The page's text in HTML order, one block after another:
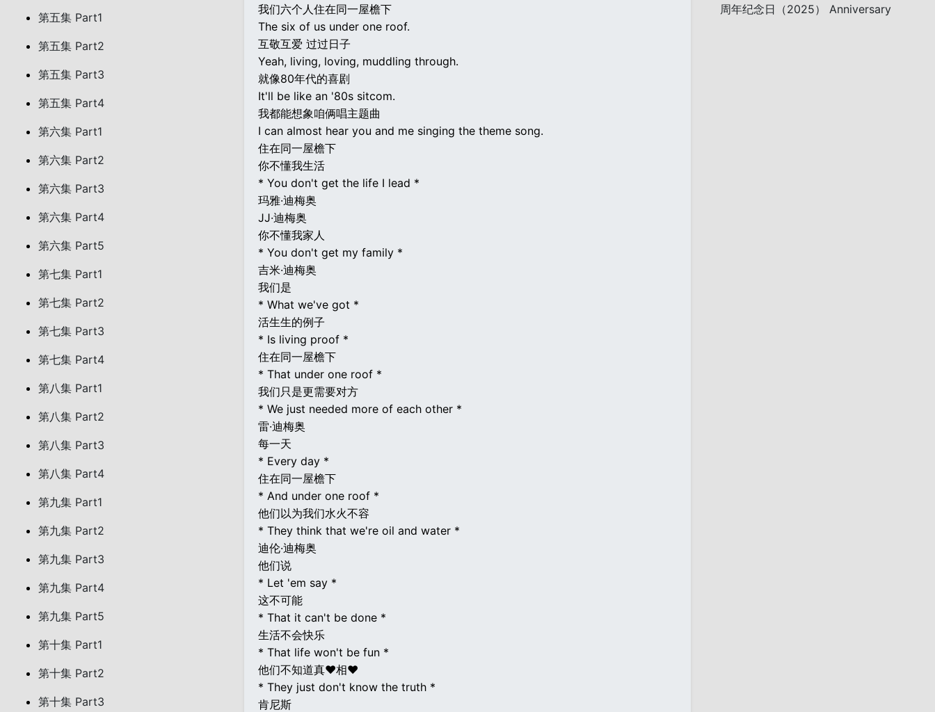
第五集 Part1
第五集 Part2
第五集 Part3
第五集 Part4
第六集 Part1
第六集 Part2
第六集 Part3
第六集 Part4
第六集 Part5
第七集 Part1
第七集 Part2
第七集 Part3
第七集 Part4
第八集 Part1
第八集 Part2
第八集 Part3
第八集 Part4
第九集 Part1
第九集 Part2
第九集 Part3
第九集 Part4
第九集 Part5
第十集 Part1
第十集 Part2
第十集 Part3
我们六个人住在同一屋檐下
The six of us under one roof.
互敬互爱 过过日子
Yeah, living, loving, muddling through.
就像80年代的喜剧
It'll be like an '80s sitcom.
我都能想象咱俩唱主题曲
I can almost hear you and me singing the theme song.
住在同一屋檐下
你不懂我生活
* You don't get the life I lead *
玛雅·迪梅奥
JJ·迪梅奥
你不懂我家人
* You don't get my family *
吉米·迪梅奥
我们是
* What we've got *
活生生的例子
* Is living proof *
住在同一屋檐下
* That under one roof *
我们只是更需要对方
* We just needed more of each other *
雷·迪梅奥
每一天
* Every day *
住在同一屋檐下
* And under one roof *
他们以为我们水火不容
* They think that we're oil and water *
迪伦·迪梅奥
他们说
* Let 'em say *
这不可能
* That it can't be done *
生活不会快乐
* That life won't be fun *
他们不知道真♥相♥
* They just don't know the truth *
肯尼斯
周年纪念日（2025） Anniversary